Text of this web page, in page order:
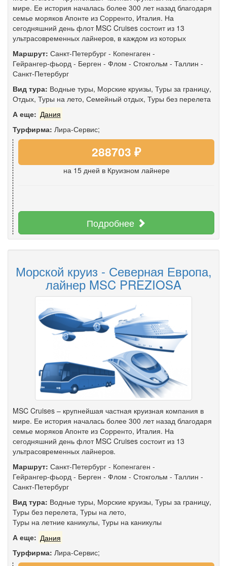
мире. Ее история началась более 300 лет назад благодаря
семье моряков Апонте из Сорренто, Италия. На
сегодняшний день флот MSC Cruises состоит из 13
ультрасовременных лайнеров, в каждом из которых
Маршрут: Санкт-Петербург - Копенгаген -
Гейрангер-фьорд - Берген - Флом - Стокгольм - Таллин -
Санкт-Петербург
Вид тура: Водные туры, Морские круизы, Туры за границу,
Отдых, Туры на лето, Семейный отдых, Туры без перелета
А еще: Дания
Турфирма: Лира-Сервис;
288703 ₽
на 15 дней в Круизном лайнере
Подробнее
Морской круиз - Северная Европа,
лайнер MSC PREZIOSA
MSC Cruises – крупнейшая частная круизная компания в
мире. Ее история началась более 300 лет назад благодаря
семье моряков Апонте из Сорренто, Италия. На
сегодняшний день флот MSC Cruises состоит из 13
ультрасовременных лайнеров.
Маршрут: Санкт-Петербург - Копенгаген -
Гейрангер-фьорд - Берген - Флом - Стокгольм - Таллин -
Санкт-Петербург
Вид тура: Водные туры, Морские круизы, Туры за границу,
Туры без перелета, Туры на лето,
Туры на летние каникулы, Туры на каникулы
А еще: Дания
Турфирма: Лира-Сервис;